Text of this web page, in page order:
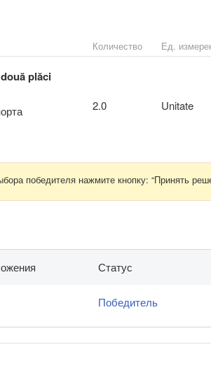
Количество Ед.
plăci
2.0 Unitate
победителя нажмите кнопку: “Принять
Статус
Победитель